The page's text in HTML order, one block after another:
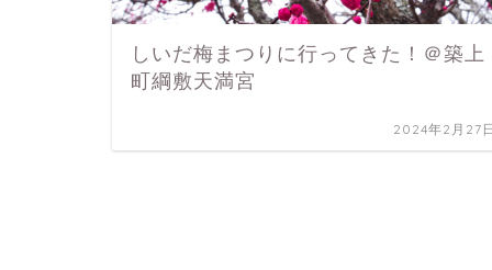
しいだ梅まつりに行ってきた！＠築上
町綱敷天満宮
2024年2月27